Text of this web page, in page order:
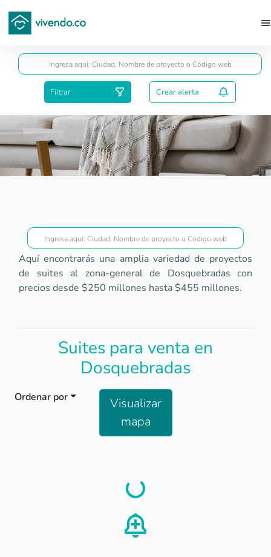
Filtrar Crear alerta
Proyectos Superior a VIS
Suites para venta en
Dosquebradas
Aquí encontrarás una amplia variedad de proyectos
de suites al zona-general de Dosquebradas con
precios desde $250 millones hasta $455 millones.
Ordenar por
Visualizar
mapa
Load